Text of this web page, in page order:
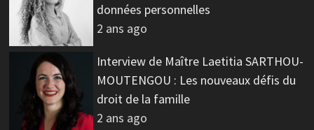
données personnelles
2 ans ago
Interview de Maître Laetitia SARTHOU-
MOUTENGOU : Les nouveaux défis du
droit de la famille
2 ans ago